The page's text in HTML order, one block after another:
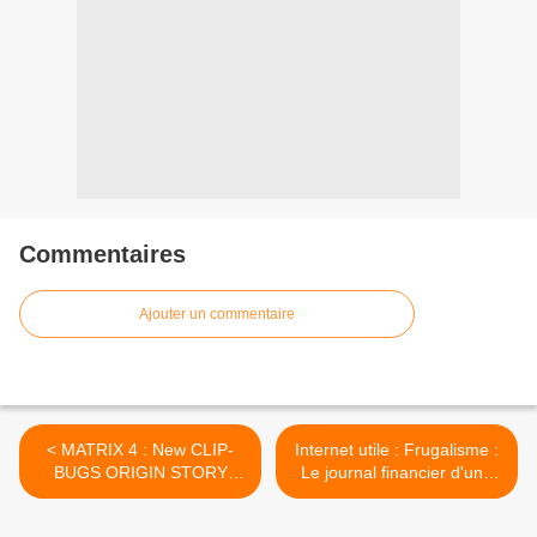
Commentaires
Ajouter un commentaire
< MATRIX 4 : New CLIP-
BUGS ORIGIN STORY
REVEALED | Resurrections
Internet utile : Frugalisme :
Le journal financier d'une
newbie >